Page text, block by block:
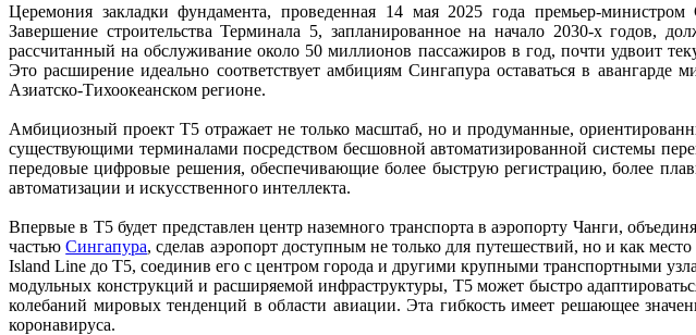
Церемония закладки фундамента, проведенная 14 мая 2025 года премьер-
Завершение строительства Терминала 5, запланированное на начало 2030-х
рассчитанный на обслуживание около 50 миллионов пассажиров в год, почти удвоит
Это расширение идеально соответствует амбициям Сингапура оставаться в
Азиатско-Тихоокеанском регионе.
Амбициозный проект T5 отражает не только масштаб, но и продуманные,
существующими терминалами посредством бесшовной автоматизированной системы
передовые цифровые решения, обеспечивающие более быструю регистрацию, более
автоматизации и искусственного интеллекта.
Впервые в T5 будет представлен центр наземного транспорта в аэропорту Чанги,
частьюСингапура, сделав аэропорт доступным не только для путешествий, но и как
Island Line до T5, соединив его с центром города и другими крупными транспортными
модульных конструкций и расширяемой инфраструктуры, T5 может быстро
колебаний мировых тенденций в области авиации. Эта гибкость имеет решающее
коронавируса.